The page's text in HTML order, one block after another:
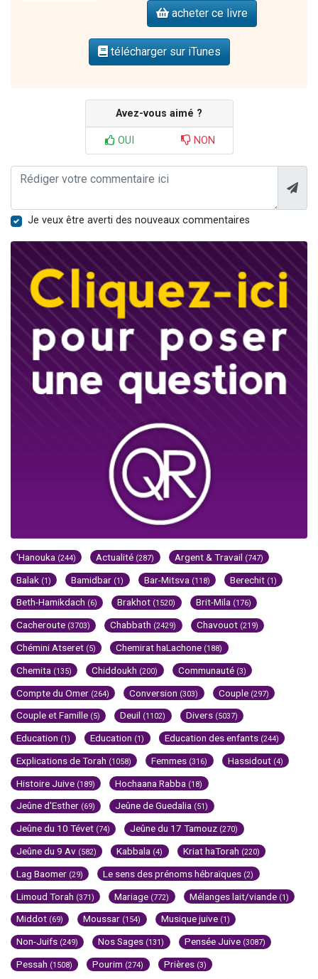
acheter ce livre
télécharger sur iTunes
Avez-vous aimé ?
OUI NON
Je veux être averti des nouveaux commentaires
'Hanouka (244) Actualité (287) Argent & Travail (747)
Balak (1) Bamidbar (1) Bar-Mitsva (118) Berechit (1)
Beth-Hamikdach (6) Brakhot (1520) Brit-Mila (176)
Cacheroute (3703) Chabbath (2429) Chavouot (219)
Chémini Atseret (5) Chemirat haLachone (188)
Chemita (135) Chiddoukh (200) Communauté (3)
Compte du Omer (264) Conversion (303) Couple (297)
Couple et Famille (5) Deuil (1102) Divers (5037)
Education (1) Education (1) Education des enfants (244)
Explications de Torah (1058) Femmes (316) Hassidout (4)
Histoire Juive (189) Hochaana Rabba (18)
Jeûne d'Esther (69) Jeûne de Guedalia (51)
Jeûne du 10 Tévet (74) Jeûne du 17 Tamouz (270)
Jeûne du 9 Av (582) Kabbala (4) Kriat haTorah (220)
Lag Baomer (29) Le sens des prénoms hébraïques (2)
Limoud Torah (371) Mariage (772) Mélanges lait/viande (1)
Middot (69) Moussar (154) Musique juive (1)
Non-Juifs (249) Nos Sages (131) Pensée Juive (3087)
Pessah (1508) Pourim (274) Prières (3)